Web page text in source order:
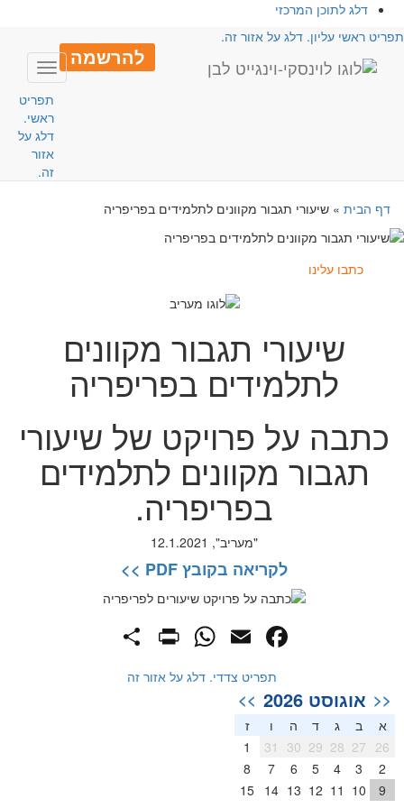
דלג לתוכן המרכזי
ראשי עליון. דלג על אזור זה.
להרשמה
Toggle
תפריט
ראשי.
דלג על
אזור
זה.
דף הבית» שיעורי תגבור מקוונים לתלמידים בפריפריה
כתבו עלינו
שיעורי תגבור מקוונים
לתלמידים בפריפריה
כתבה על פרויקט של שיעורי
תגבור מקוונים לתלמידים
בפריפריה.
"מעריב", 12.1.2021
לקריאה בקובץ PDF >>
Facebook
Email
WhatsApp
תפריט צדדי. דלג על אזור זה
<< אוגוסט 2026 >>
א ב ג ד ה
ז
26
27
28
29
30
31
2
3
4
5
6
7
8
9
10
11
12
13
14
15